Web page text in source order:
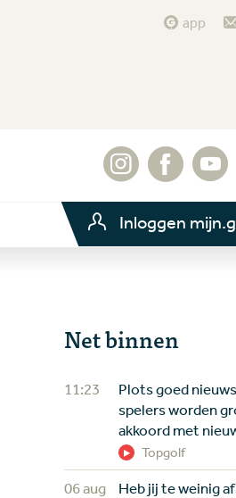
app
Inloggen
Net binnen
11:23
Plots goed
spelers worden
akkoord met
Topgolf
06 aug
Heb jij te weinig